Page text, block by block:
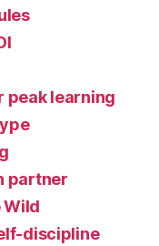
peak learning
partner
Wild
discipline